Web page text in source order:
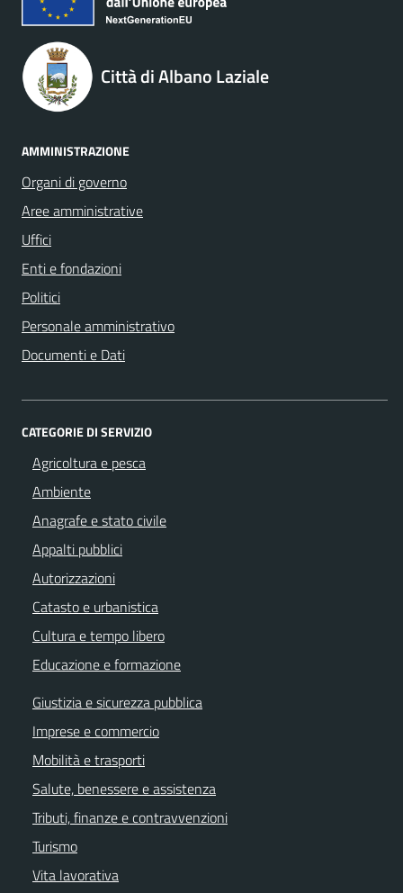
Città di Albano Laziale
AMMINISTRAZIONE
Organi di governo
Aree amministrative
Uffici
Enti e fondazioni
Politici
Personale amministrativo
Documenti e Dati
CATEGORIE DI SERVIZIO
Agricoltura e pesca
Ambiente
Anagrafe e stato civile
Appalti pubblici
Autorizzazioni
Catasto e urbanistica
Cultura e tempo libero
Educazione e formazione
Giustizia e sicurezza pubblica
Imprese e commercio
Mobilità e trasporti
Salute, benessere e assistenza
Tributi, finanze e contravvenzioni
Turismo
Vita lavorativa